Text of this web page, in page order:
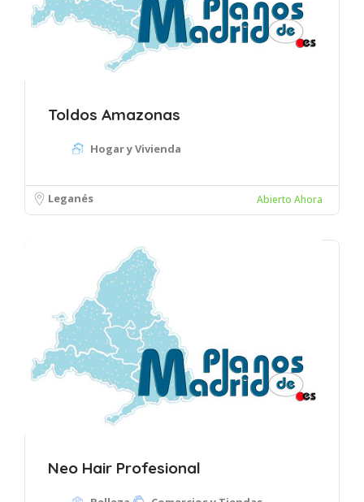
Toldos Amazonas
Hogar y Vivienda
Leganés Abierto Ahora
Neo Hair Profesional